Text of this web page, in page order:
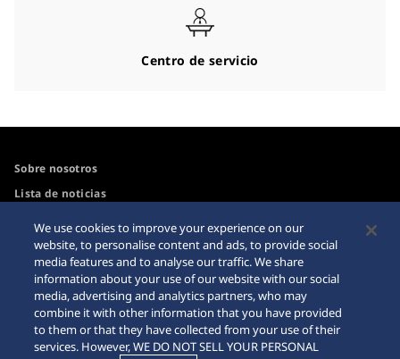
Centro de servicio
Sobre nosotros
Lista de noticias
Accesibilidad
Guía de uso del sitio web
Advertencia sobre
compras por Internet
Sitemap
We use cookies to improve your experience on our
website, to personalise content and ads, to provide social
media features and to analyse our traffic. We share
information about your use of our website with our social
media, advertising and analytics partners, who may
combine it with other information that you have provided
to them or that they have collected from your use of their
services. However, WE DO NOT SELL YOUR PERSONAL